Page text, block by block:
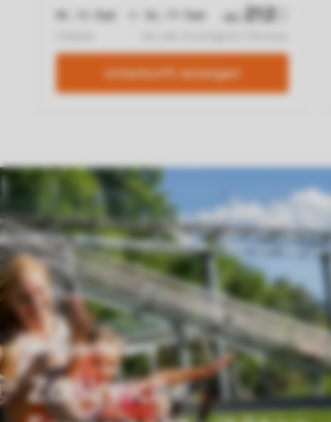
Zahlreiche
Aktivpark Lipno